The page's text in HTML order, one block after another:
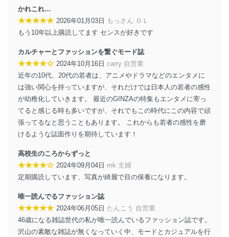
得・利用・提供を行います。また、当社が保有している
個人情報は、同意を得ずに目的外利用、第三者への提
供・開示は行いません。当社においてはこれらの取り組
みを確実にするため、従業者等の教育を徹底してまいり
措置を講じます。
法令遵守
当社は、個人情報に関連する法令、国が定める指針及び
その他の規範を遵守します。また、当社の管理の仕組み
に、これらの法令及びその他の規範を常に適合させま
す。
個人情報の安全管理措置
当社は、個人情報の正確性及び安全性を確保するため
に、下記セキュリティ対策をはじめとする安全対策を実
施し、個人情報の漏えい、滅失またはき損の防止及び是
アクセス制御
個人データを取り扱うことのできる機器及び当該
機器を取り扱う従業者を明確化し、 個人データへ
の不要なアクセスを防止しています。
かれこれ…
★★★★★ 2026年01月03日 もっさん ＯＬ
もう10年以上購読してます センスが好きです
カルチャーとファッションを繋ぐモード誌
★★★★☆ 2024年10月16日 carry 自営業
近年の10代、20代の若者は、アニメやドラマなどのエンタメに
は強い関心を持っていますが、それだけでは日本人の若者の感性
が幼稚化していきます。 最近のGINZAの特集もエンタメに寄っ
てると感じる時も多いですが、それでもこの時代にこの内容で頑
張ってるなと思うこともあります。 これからも若者の感性を磨
けるような誌面作りを期待しています！
高校生のころからずっと
★★★★☆ 2024年09月04日 mk 主婦
定期購読しています、写真が綺麗で目の保養になります。
唯一読んでるファッション誌
★★★★★ 2024年06月05日 たんこう 自営業
46歳になる雑誌世代の私が唯一読んでいるファッション誌です。
沢山の素敵な雑誌が無くなっていく中、モードとカジュアルを行